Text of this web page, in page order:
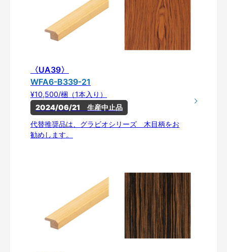
〈UA39〉
WFA6-B339-21
¥10,500/梱（1本入り）
2024/06/21　生産中止品
代替推奨品は、グラビオシリーズ 木目柄をお
勧めします。